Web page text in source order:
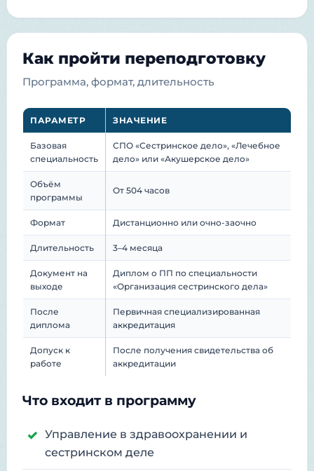
Как пройти переподготовку
Программа, формат, длительность
ПАРАМЕТР ЗНАЧЕНИЕ
Базовая
специальность
СПО «Сестринское дело», «Лечебное
дело» или «Акушерское дело»
Объём
программы
От 504 часов
Формат Дистанционно или очно-заочно
Длительность 3–4 месяца
Документ на
выходе
Диплом о ПП по специальности
«Организация сестринского дела»
После
диплома
Первичная специализированная
аккредитация
Допуск к
работе
После получения свидетельства об
аккредитации
Что входит в программу
Управление в здравоохранении и
сестринском деле